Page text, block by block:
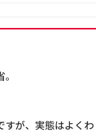
すが、実態はよくわ